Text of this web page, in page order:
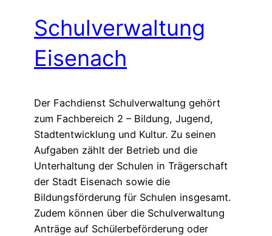
Schulverwaltung
Eisenach
Der Fachdienst Schulverwaltung gehört
zum Fachbereich 2 – Bildung, Jugend,
Stadtentwicklung und Kultur. Zu seinen
Aufgaben zählt der Betrieb und die
Unterhaltung der Schulen in Trägerschaft
der Stadt Eisenach sowie die
Bildungsförderung für Schulen insgesamt.
Zudem können über die Schulverwaltung
Anträge auf Schülerbeförderung oder